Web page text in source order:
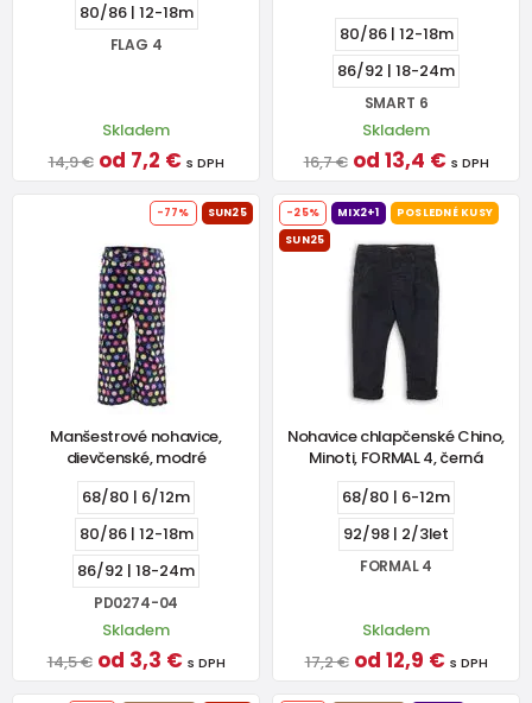
80/86 | 12-18m
FLAG 4
Skladem
14,9 € od 7,2 € s DPH
80/86 | 12-18m
86/92 | 18-24m
SMART 6
Skladem
16,7 € od 13,4 € s DPH
-77% SUN25
Manšestrové nohavice,
dievčenské, modré
68/80 | 6/12m
80/86 | 12-18m
86/92 | 18-24m
PD0274-04
Skladem
14,5 € od 3,3 € s DPH
-25% MIX2+1
POSLEDNÉ KUSY
SUN25
Nohavice chlapčenské Chino,
Minoti, FORMAL 4, černá
68/80 | 6-12m
92/98 | 2/3let
FORMAL 4
Skladem
17,2 € od 12,9 € s DPH